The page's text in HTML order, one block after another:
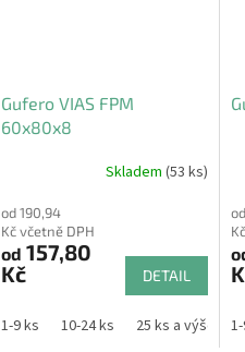
Gufero VIAS FPM
60x80x8
Skladem (53 ks)
od 190,94
Kč včetně DPH
od 157,80
Kč
DETAIL
1-9 ks 10-24 ks 25 ks a výše